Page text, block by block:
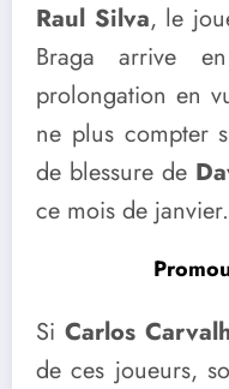
Raul Silva, le
Braga arrive
prolongation en
ne plus compter
de blessure de
ce mois de janvier.
Si Carlos
de ces joueurs,